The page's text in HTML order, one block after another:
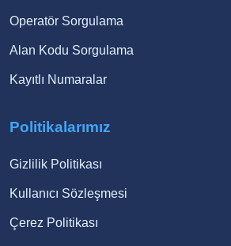
Operatör Sorgulama
Alan Kodu Sorgulama
Kayıtlı Numaralar
Politikalarımız
Gizlilik Politikası
Kullanıcı Sözleşmesi
Çerez Politikası